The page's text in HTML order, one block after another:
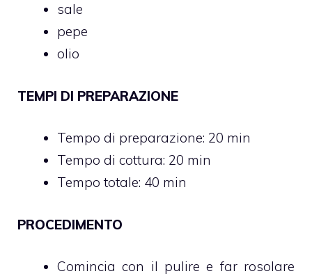
sale
pepe
olio
TEMPI DI PREPARAZIONE
Tempo di preparazione: 20 min
Tempo di cottura: 20 min
Tempo totale: 40 min
PROCEDIMENTO
Comincia con il pulire e far rosolare